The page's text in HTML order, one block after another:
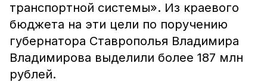
транспортной системы». Из краевого
бюджета на эти цели по поручению
губернатора Ставрополья Владимира
Владимирова выделили более 187 млн
рублей.